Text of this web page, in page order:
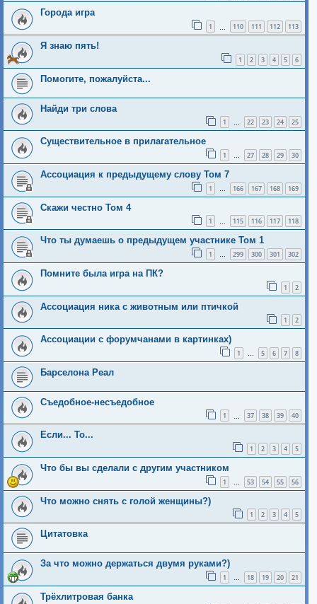
Города игра
1 110 111 112 113
Я знаю пять!
1 2 3 4 5 6
Помогите, пожaлyйcтa...
Найди три слова
1 22 23 24 25
Существительное в прилагательное
1 … 27 28 29 30
Ассоциация к предыдущему слову Том 7
1 … 166 167 168 169
Скажи честно Том 4
1 115 116 117 118
Что ты думаешь о предыдущем участнике Том 1
1 … 299 300 301 302
Помните была игра на ПК?
1 2
Ассоциация ника с животным или птичкой
1 2
Ассоциации с форумчанами в картинках)
1 … 5 6 7 8
Барселона Реал
Съедобное-несъедобное
1 37 38 39 40
Если... То...
1 2 3 4 5
Что бы вы сделали с другим участником
1 … 53 54 55 56
Что можно снять с голой женщины?)
1 2 3 4 5
Цитатовка
За что можно держаться двумя руками?)
1 … 18 19 20 21
Трёхлитровая банка